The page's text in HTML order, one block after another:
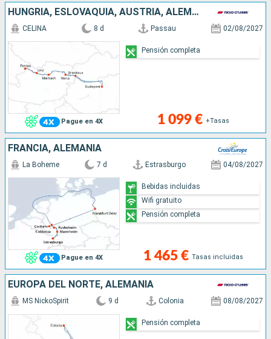
HUNGRÍA, ESLOVAQUIA, AUSTRIA, ALEMANIA
Pague en 4X
CELINA 8 d Passau 02/08/2027
1 099 € +Tasas
Pensión completa
FRANCIA, ALEMANIA
Pague en 4X
La Boheme 7 d Estrasburgo 04/08/2027
1 465 € Tasas incluidas
Bebidas incluidas
Wifi gratuito
Pensión completa
EUROPA DEL NORTE, ALEMANIA
MS NickoSpirit 9 d Colonia 08/08/2027
Pensión completa